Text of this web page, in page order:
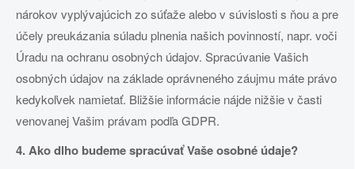
nárokov vyplývajúcich zo súťaže alebo v súvislosti s ňou a pre
účely preukázania súladu plnenia našich povinností, napr. voči
Úradu na ochranu osobných údajov. Spracúvanie Vašich
osobných údajov na základe oprávneného záujmu máte právo
kedykoľvek namietať. Bližšie informácie nájde nižšie v časti
venovanej Vašim právam podľa GDPR.
4. Ako dlho budeme spracúvať Vaše osobné údaje?